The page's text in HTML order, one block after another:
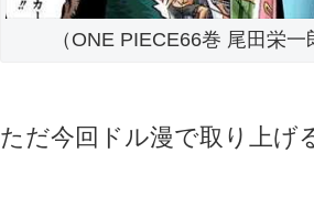
（ONE PIECE66巻 尾田栄一
ただ今回ドル漫で取り上げ